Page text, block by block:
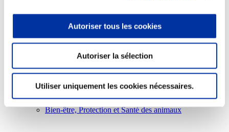
Autoriser tous les cookies
Autoriser la sélection
Utiliser uniquement les cookies nécessaires.
Viande et climat
Autonomie des élevages
Qualité air, eau, sols
Economie de ressources
Evaluation environnementale
Bien-être, Protection et Santé des animaux